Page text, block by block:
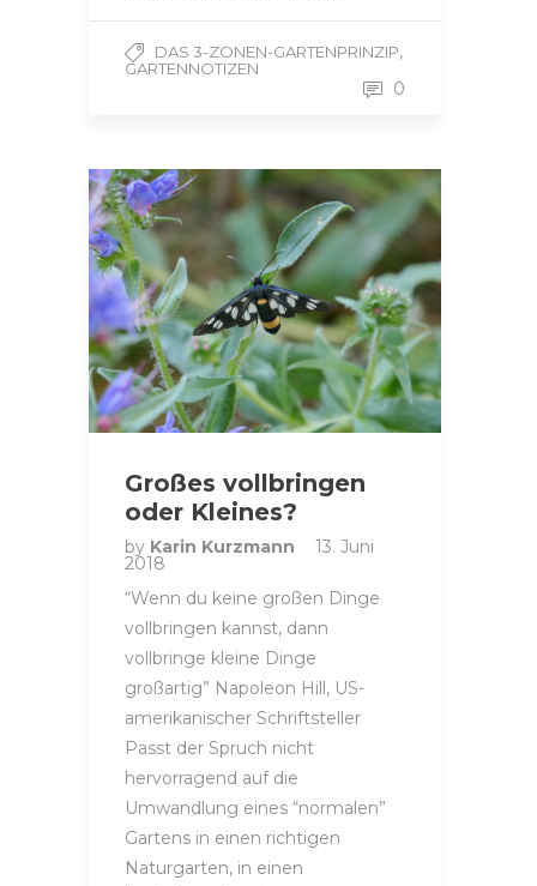
DAS 3-ZONEN-GARTENPRINZIP,
GARTENNOTIZEN
0
Großes vollbringen
oder Kleines?
by Karin Kurzmann 13. Juni
2018
“Wenn du keine großen Dinge
vollbringen kannst, dann
vollbringe kleine Dinge
großartig” Napoleon Hill, US-
amerikanischer Schriftsteller
Passt der Spruch nicht
hervorragend auf die
Umwandlung eines “normalen”
Gartens in einen richtigen
Naturgarten, in einen